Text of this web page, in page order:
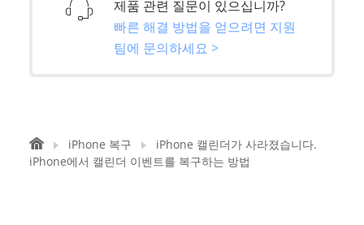
제품 관련 질문이 있으십니까?
빠른 해결 방법을 얻으려면 지원
팀에 문의하세요 >
iPhone 복구
iPhone 캘린더가 사라졌습니다.
iPhone에서 캘린더 이벤트를 복구하는 방법